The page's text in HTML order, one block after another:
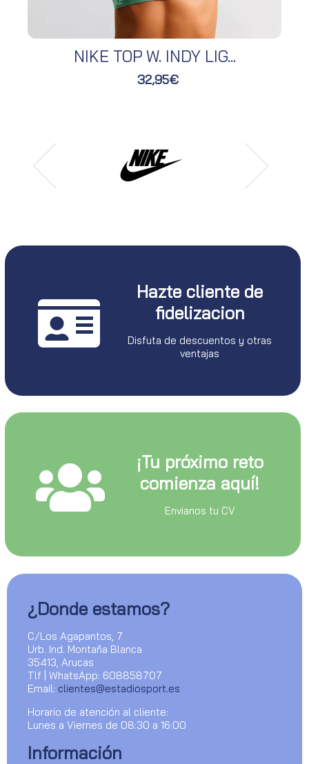
NIKE TOP W. INDY LIG...
32,95€
Hazte cliente de
fidelizacion
Disfuta de descuentos y otras
ventajas
¡Tu próximo reto
comienza aquí!
Envianos tu CV
¿Donde estamos?
C/Los Agapantos, 7
Urb. Ind. Montaña Blanca
35413, Arucas
Tlf | WhatsApp: 608858707
Email: clientes@estadiosport.es
Horario de atención al cliente:
Lunes a Viernes de 08:30 a 16:00
Información